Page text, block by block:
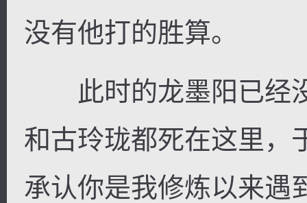
没有他打的胜算。
此时的龙墨阳已经
和古玲珑都死在这里，
承认你是我修炼以来遇